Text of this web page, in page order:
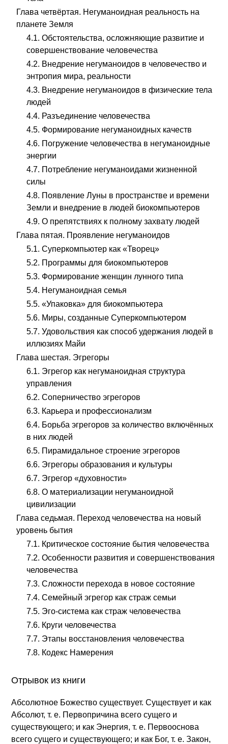
Глава четвёртая. Негуманоидная реальность на
планете Земля
4.1. Обстоятельства, осложняющие развитие и
совершенствование человечества
4.2. Внедрение негуманоидов в человечество и
энтропия мира, реальности
4.3. Внедрение негуманоидов в физические тела
людей
4.4. Разъединение человечества
4.5. Формирование негуманоидных качеств
4.6. Погружение человечества в негуманоидные
энергии
4.7. Потребление негуманоидами жизненной
силы
4.8. Появление Луны в пространстве и времени
Земли и внедрение в людей биокомпьютеров
4.9. О препятствиях к полному захвату людей
Глава пятая. Проявление негуманоидов
5.1. Суперкомпьютер как «Творец»
5.2. Программы для биокомпьютеров
5.3. Формирование женщин лунного типа
5.4. Негуманоидная семья
5.5. «Упаковка» для биокомпьютера
5.6. Миры, созданные Суперкомпьютером
5.7. Удовольствия как способ удержания людей в
иллюзиях Майи
Глава шестая. Эгрегоры
6.1. Эгрегор как негуманоидная структура
управления
6.2. Соперничество эгрегоров
6.3. Карьера и профессионализм
6.4. Борьба эгрегоров за количество включённых
в них людей
6.5. Пирамидальное строение эгрегоров
6.6. Эгрегоры образования и культуры
6.7. Эгрегор «духовности»
6.8. О материализации негуманоидной
цивилизации
Глава седьмая. Переход человечества на новый
уровень бытия
7.1. Критическое состояние бытия человечества
7.2. Особенности развития и совершенствования
человечества
7.3. Сложности перехода в новое состояние
7.4. Семейный эгрегор как страж семьи
7.5. Эго-система как страж человечества
7.6. Круги человечества
7.7. Этапы восстановления человечества
7.8. Кодекс Намерения
Отрывок из книги
Абсолютное Божество существует. Существует и как
Абсолют, т. е. Первопричина всего сущего и
существующего; и как Энергия, т. е. Первооснова
всего сущего и существующего; и как Бог, т. е. Закон,